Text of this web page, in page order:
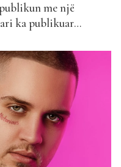
me një
ka publikuar
Ky album sjell një
që pasqyrojnë
një qasje...